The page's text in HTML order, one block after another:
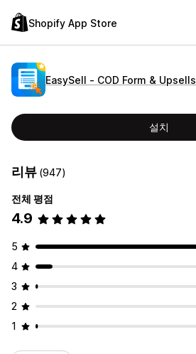
Shopify App Store
EasySell ‑ COD Form & Upsells
설치
리뷰 (947)
전체 평점
4.9
5
4
3
2
1